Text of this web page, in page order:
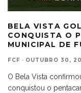
BELA VISTA
CONQUISTA O
MUNICIPAL DE
FCF · OUTUBRO 30,
O Bela Vista
conquistou o